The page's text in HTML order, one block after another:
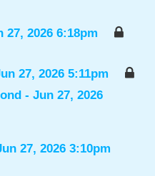
27, 2026 6:18pm
27, 2026 5:11pm
- Jun 27, 2026
27, 2026 3:10pm